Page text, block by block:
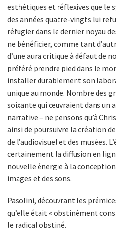
esthétiques et réflexives que le
des années quatre-vingts lui
réfugier dans le dernier noyau
ne bénéficier, comme tant
d’une aura critique à défaut de
préféré prendre pied dans le
installer durablement son
unique au monde. Nombre des
soixante qui œuvraient dans un
narrative – ne pensons qu’à
ainsi de poursuivre la création
de l’audiovisuel et des musées.
certainement la diffusion en
nouvelle énergie à la
images et des sons.
Pasolini, découvrant les
qu’elle était « obstinément
le radical obstiné.